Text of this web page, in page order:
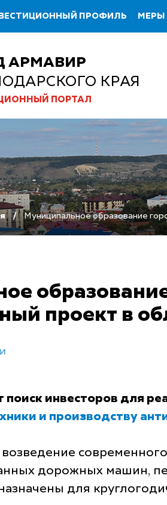
ПРОФИЛЬ
АРМАВИР
КРАЯ
ПОРТАЛ
Муниципальное образование
проект в
инвесторов для
и производству
дорожных машин,
для